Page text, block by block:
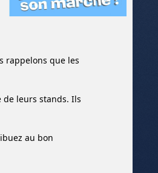
rappelons que les
de leurs stands. Ils
au bon